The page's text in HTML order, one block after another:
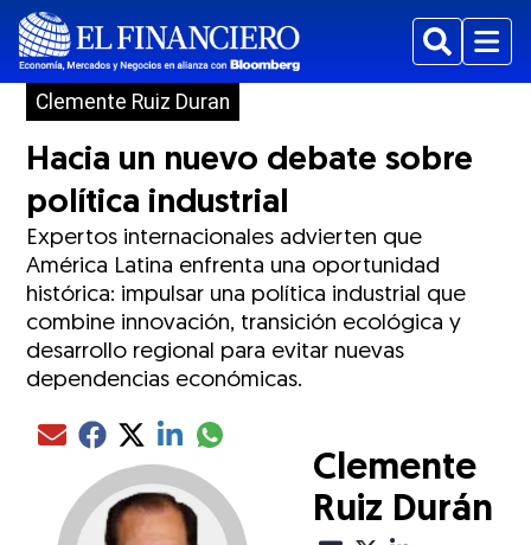
BuscarMenu
Clemente Ruiz Duran
Hacia un nuevo debate sobre
política industrial
Expertos internacionales advierten que
América Latina enfrenta una oportunidad
histórica: impulsar una política industrial que
combine innovación, transición ecológica y
desarrollo regional para evitar nuevas
dependencias económicas.
Compartir el artículo actual mediante Email
Compartir el artículo actual mediante Facebook
Compartir el artículo actual mediante Twitter
Compartir el artículo actual mediante LinkedIn
Compartir el artículo actual mediante
Clemente
Ruiz Durán